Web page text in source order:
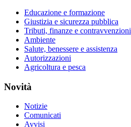
Educazione e formazione
Giustizia e sicurezza pubblica
Tributi, finanze e contravvenzioni
Ambiente
Salute, benessere e assistenza
Autorizzazioni
Agricoltura e pesca
Novità
Notizie
Comunicati
Avvisi